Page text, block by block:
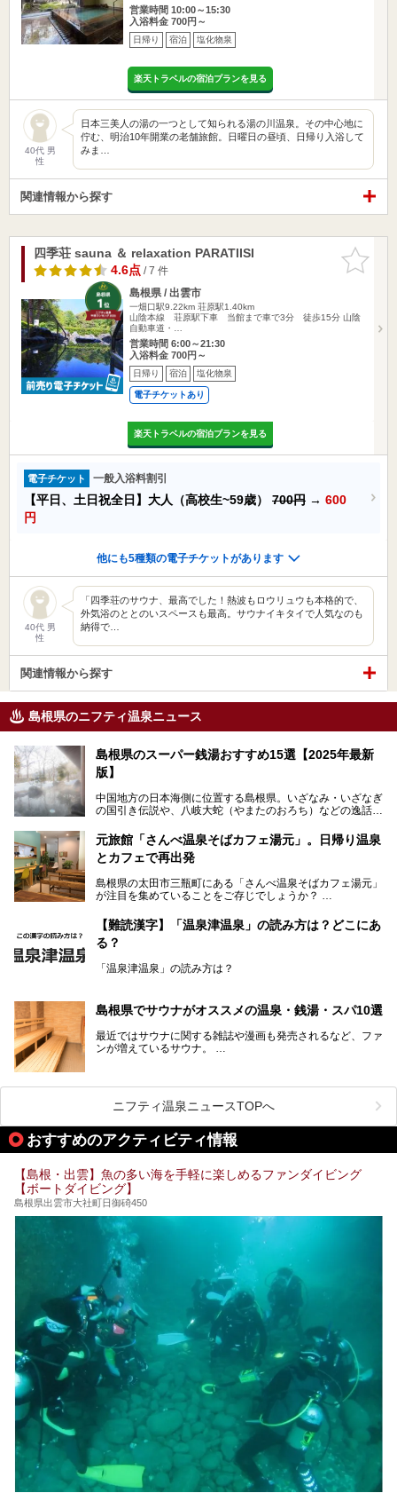
営業時間 10:00～15:30
入浴料金 700円～
日帰り 宿泊 塩化物泉
楽天トラベルの宿泊プランを見る
40代 男
性
日本三美人の湯の一つとして知られる湯の川温泉。その中心地に
佇む、明治10年開業の老舗旅館。日曜日の昼頃、日帰り入浴して
みま…
関連情報から探す
お気に入
りに追加
四季荘 sauna ＆ relaxation PARATIISI
4.6点/ 7 件
島根県 / 出雲市
一畑口駅9.22km 荘原駅1.40km
山陰本線 荘原駅下車 当館まで車で3分 徒歩15分 山陰
自動車道・…
営業時間 6:00～21:30
入浴料金 700円～
日帰り 宿泊 塩化物泉
電子チケットあり
楽天トラベルの宿泊プランを見る
電子チケット 一般入浴料割引
【平日、土日祝全日】大人（高校生~59歳） 700円 → 600
円
他にも5種類の電子チケットがあります
40代 男
性
「四季荘のサウナ、最高でした！熱波もロウリュウも本格的で、
外気浴のととのいスペースも最高。サウナイキタイで人気なのも
納得で…
関連情報から探す
島根県のニフティ温泉ニュース
島根県のスーパー銭湯おすすめ15選【2025年最新
版】
中国地方の日本海側に位置する島根県。いざなみ・いざなぎ
の国引き伝説や、八岐大蛇（やまたのおろち）などの逸話が
の参拝客が訪れます。「出雲縁結び空港」への直行便なら、
首都圏からでも実は2時間圏内で到着できるアクセスも魅力
です。
市）など、古くから知られる温泉郷が多くあります。ゆった
り流れる時間のなかで、心の底からのんびりできるスーパー
元旅館「さんべ温泉そばカフェ湯元」。日帰り温泉
とカフェで再出発
島根県の太田市三瓶町にある「さんべ温泉そばカフェ湯元」
が注目を集めていることをご存じでしょうか？
「さんべ温泉そばカフェ湯元」は日帰り温泉と、名物のそば
を提供するカフェという新しい営業スタイルで、観光客に限
らず地元民にも親しまれています。
宿泊をせずとも、気軽に源泉のお湯をつかった温泉と、美味
を経て現在のスタイルに辿り着いているのです。
【難読漢字】「温泉津温泉」の読み方は？どこにあ
る？
「温泉津温泉」の読み方は？
か？
島根県でサウナがオススメの温泉・銭湯・スパ10選
最近ではサウナに関する雑誌や漫画も発売されるなど、ファ
ンが増えているサウナ。
しかしサウナは一口にサウナと言っても、ドライサウナ、ス
チームサウナ、塩サウナなどが存在し、施設によって様々な
今回はそんな今話題のサウナが楽しめる、島根県内にあるオ
ススメ温泉・銭湯・スパを10件まとめてご紹介します。
ニフティ温泉ニュースTOPへ
おすすめのアクティビティ情報
【島根・出雲】魚の多い海を手軽に楽しめるファンダイビング
【ボートダイビング】
島根県出雲市大社町日御碕450